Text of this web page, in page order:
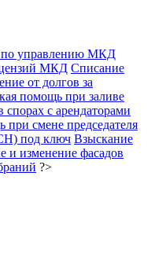
по управлению МКД
МКД Списание
от долгов за
помощь при заливе
с арендаторами
смене председателя
под ключ Взыскание
и изменение фасадов
?>